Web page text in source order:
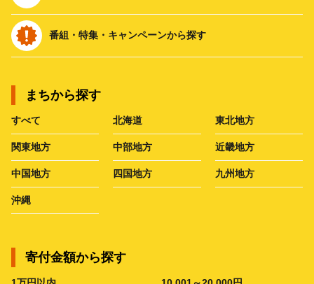
番組・特集・キャンペーンから探す
まちから探す
すべて 北海道 東北地方
関東地方 中部地方 近畿地方
中国地方 四国地方 九州地方
沖縄
寄付金額から探す